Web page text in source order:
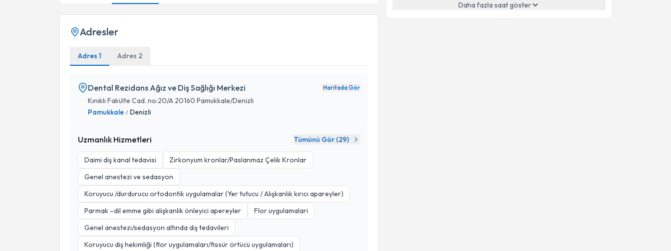
Adresler
Adres 1 Adres 2
Dental Rezidans Ağız ve Diş Sağlığı Merkezi Haritada Gör
Kınıklı Fakülte Cad. no:20/A 20160 Pamukkale/Denizli
Pamukkale / Denizli
Uzmanlık Hizmetleri Tümünü Gör (29)
Daimi diş kanal tedavisi
Zirkonyum kronlar/Paslanmaz Çelik Kronlar
Genel anestezi ve sedasyon
Koruyucu /durdurucu ortodontik uygulamalar (Yer tutucu / Alışkanlık kırıcı apareyler)
Parmak –dil emme gibi alişkanlik önleyici apereyler
Flor uygulamalari
Genel anestezi/sedasyon altında diş tedavileri
Koruyucu diş hekimliği (flor uygulamaları/fissür örtücü uygulamaları)
Daha fazla saat göster